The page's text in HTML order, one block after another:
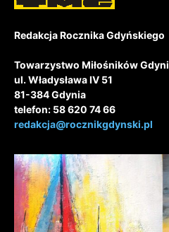
Redakcja Rocznika Gdyńskiego
Towarzystwo Miłośników Gdyni
ul. Władysława IV 51
81-384 Gdynia
telefon: 58 620 74 66
redakcja@rocznikgdynski.pl